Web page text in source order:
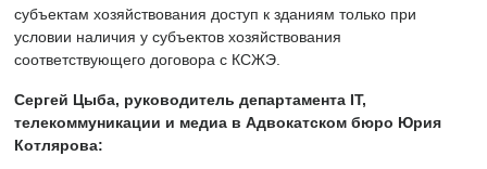
субъектам хозяйствования доступ к зданиям только при
условии наличия у субъектов хозяйствования
соответствующего договора с КСЖЭ.
Сергей Цыба, руководитель департамента IT,
телекоммуникации и медиа в Адвокатском бюро Юрия
Котлярова: